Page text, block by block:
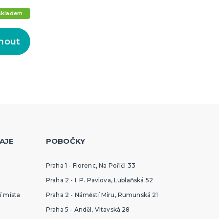
místa
POBOČKY
Praha 1 - Florenc, Na Poříčí 33
Praha 2 - I. P. Pavlova, Lublaňská 52
Praha 2 - Náměstí Míru, Rumunská 21
Praha 5 - Anděl, Vltavská 28